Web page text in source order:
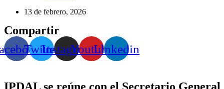
13 de febrero, 2026
Compartir
TwitterInstagramYoutubeLinkedin